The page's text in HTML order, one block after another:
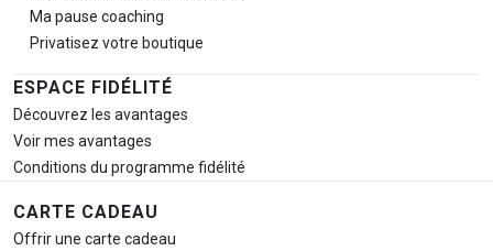
Ma pause coaching
Privatisez votre boutique
ESPACE FIDÉLITÉ
Découvrez les avantages
Voir mes avantages
Conditions du programme fidélité
CARTE CADEAU
Offrir une carte cadeau